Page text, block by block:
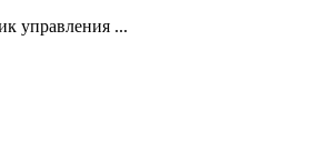
управления ...